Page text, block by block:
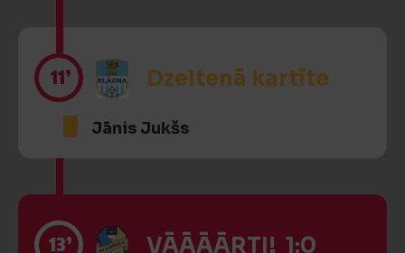
11’ Dzeltenā kartīte
Jānis Jukšs
13’ VĀĀĀĀRTI! 1:0